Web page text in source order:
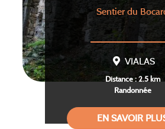
Sentier du
VIALAS
Distance : 2.5 km
Randonnée
EN SAVOIR